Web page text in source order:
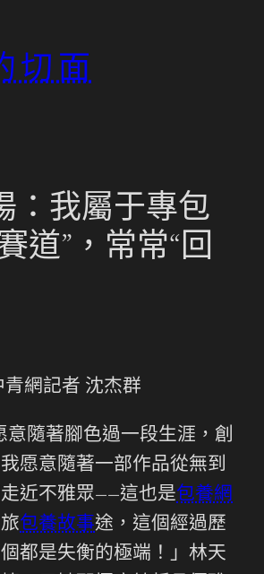
切面
：我屬于專包
道”，常常“回
青網記者 沈杰群
意隨著腳色過一段生涯，創
愿意隨著一部作品從無到
近不雅眾——這也是包養網
包養故事途，這個經過歷
都是失衡的極端！」林天